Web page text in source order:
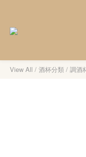
View All / 酒杯分類 / 調酒